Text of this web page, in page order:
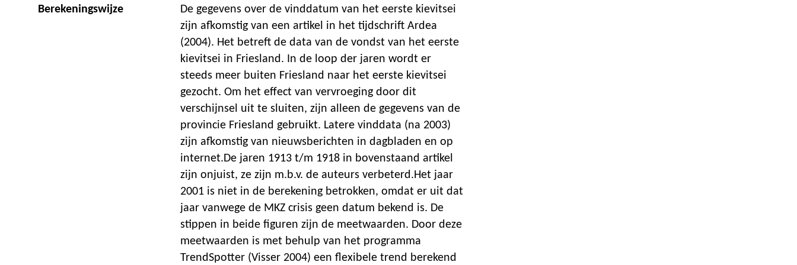
Berekeningswijze
De gegevens over de vinddatum van het eerste kievitsei
zijn afkomstig van een artikel in het tijdschrift Ardea
(2004). Het betreft de data van de vondst van het eerste
kievitsei in Friesland. In de loop der jaren wordt er
steeds meer buiten Friesland naar het eerste kievitsei
gezocht. Om het effect van vervroeging door dit
verschijnsel uit te sluiten, zijn alleen de gegevens van de
provincie Friesland gebruikt. Latere vinddata (na 2003)
zijn afkomstig van nieuwsberichten in dagbladen en op
internet.De jaren 1913 t/m 1918 in bovenstaand artikel
zijn onjuist, ze zijn m.b.v. de auteurs verbeterd.Het jaar
2001 is niet in de berekening betrokken, omdat er uit dat
jaar vanwege de MKZ crisis geen datum bekend is. De
stippen in beide figuren zijn de meetwaarden. Door deze
meetwaarden is met behulp van het programma
TrendSpotter (Visser 2004) een flexibele trend berekend